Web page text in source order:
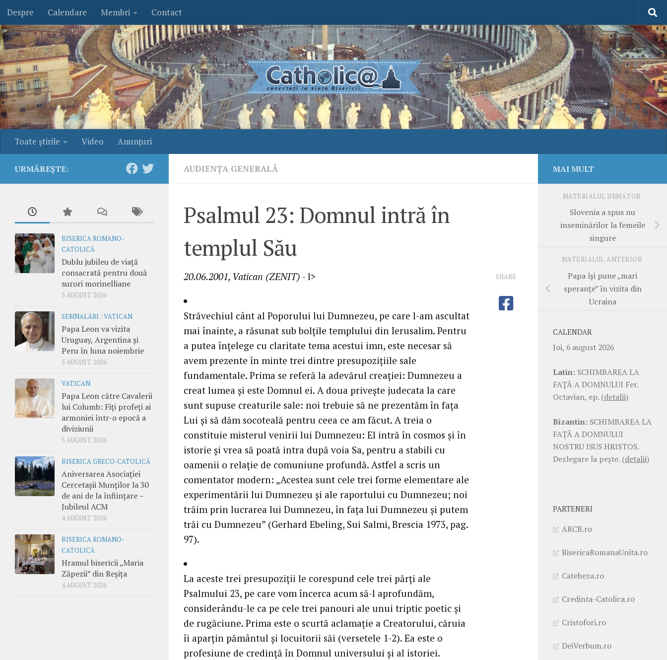
Skip to content
Despre Calendare Membri Contact
Toate ştirile Video Anunţuri
AUDIENŢA GENERALĂ
Psalmul 23: Domnul intră în
templul Său
20.06.2001, Vatican (ZENIT) - l>
Străvechiul cânt al Poporului lui Dumnezeu, pe care l-am ascultat
mai înainte, a răsunat sub bolţile templului din Ierusalim. Pentru
a putea înţelege cu claritate tema acestui imn, este necesar să
avem prezente în minte trei dintre presupoziţiile sale
fundamentale. Prima se referă la adevărul creaţiei: Dumnezeu a
creat lumea şi este Domnul ei. A doua priveşte judecata la care
sunt supuse creaturile sale: noi trebuie să ne prezentăm în faţa
Lui şi să dăm socoteală pentru ceea ce am făcut. A treia o
constituie misterul venirii lui Dumnezeu: El intră în cosmos şi în
istorie şi vrea să poată intra după voia Sa, pentru a stabili cu
oamenii o relaţie de comuniune profundă. Astfel a scris un
comentator modern: „Acestea sunt cele trei forme elementare ale
experimentării lui Dumnezeu şi ale raportului cu Dumnezeu; noi
trăim prin lucrarea lui Dumnezeu, în faţa lui Dumnezeu şi putem
trăi cu Dumnezeu” (Gerhard Ebeling, Sui Salmi, Brescia 1973, pag.
97).
La aceste trei presupoziţii le corespund cele trei părţi ale
Psalmului 23, pe care vom încerca acum să-l aprofundăm,
considerându-le ca pe cele trei panouri ale unui triptic poetic şi
de rugăciune. Prima este o scurtă aclamaţie a Creatorului, căruia
îi aparţin pământul şi locuitorii săi (versetele 1-2). Ea este o
profesiune de credinţă în Domnul universului şi al istoriei.
SHARE
URMĂREȘTE:
BISERICA ROMANO-
CATOLICĂ
Dublu jubileu de viață
consacrată pentru două
surori morinelliane
5 AUGUST 2026
SEMNALĂRI /VATICAN
Papa Leon va vizita
Uruguay, Argentina și
Peru în luna noiembrie
5 AUGUST 2026
VATICAN
Papa Leon către Cavalerii
lui Columb: Fiți profeți ai
armoniei într-o epocă a
diviziunii
5 AUGUST 2026
BISERICA GRECO-CATOLICĂ
Aniversarea Asociației
Cercetașii Munților la 30
de ani de la înființare –
Jubileul ACM
4 AUGUST 2026
BISERICA ROMANO-
CATOLICĂ
Hramul bisericii „Maria
Zăpezii” din Reșița
4 AUGUST 2026
MAI MULT
MATERIALUL URMĂTOR
Slovenia a spus nu
inseminărilor la femeile
singure
MATERIALUL ANTERIOR
Papa îşi pune „mari
speranţe” în vizita din
Ucraina
CALENDAR
Joi, 6 august 2026
Latin: SCHIMBAREA LA
FAŢĂ A DOMNULUI Fer.
Octavian, ep. (detalii)
Bizantin: SCHIMBAREA LA
FAŢĂ A DOMNULUI
NOSTRU ISUS HRISTOS.
Dezlegare la pește. (detalii)
PARTENERI
ARCB.ro
BisericaRomanaUnita.ro
Cateheza.ro
Credinta-Catolica.ro
Cristofori.ro
DeiVerbum.ro